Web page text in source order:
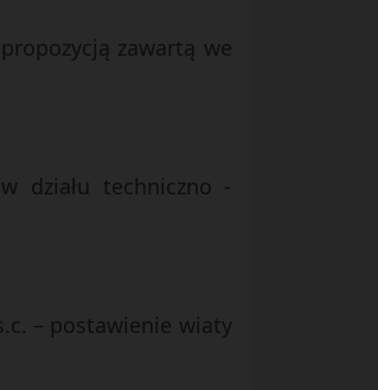
zawartą we
działu techniczno -
– postawienie wiaty